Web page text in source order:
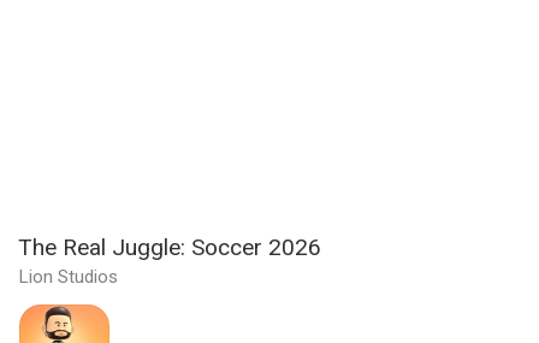
The Real Juggle: Soccer 2026
Lion Studios